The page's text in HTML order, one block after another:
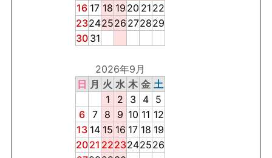
16 17 18 19 20 21 22
23242526 272829
30 31
2026年9月
日 月 火 水 木 金 土
1
2 3 4 5
6 7 8 9 10 11 12
13 14 15 16 17 18 19
2021 2223242526